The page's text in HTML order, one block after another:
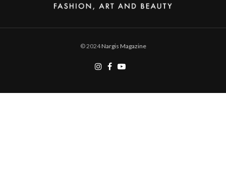
© 2024Nargis Magazine